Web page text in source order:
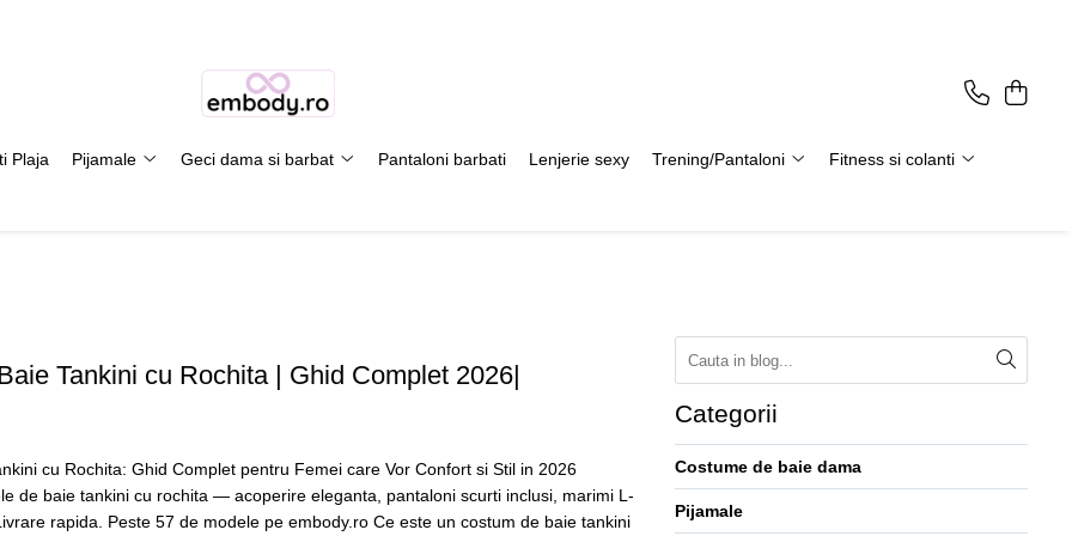
Plaja Pijamale Geci dama si barbat Pantaloni barbati Lenjerie sexy Trening/Pantaloni Fitness si colanti
Tankini cu Rochita | Ghid Complet 2026|
cu Rochita: Ghid Complet pentru Femei care Vor Confort si Stil in 2026
de baie tankini cu rochita — acoperire eleganta, pantaloni scurti inclusi, marimi L-
rapida. Peste 57 de modele pe embody.ro Ce este un costum de baie tankini
Categorii
Costume de baie dama
Pijamale